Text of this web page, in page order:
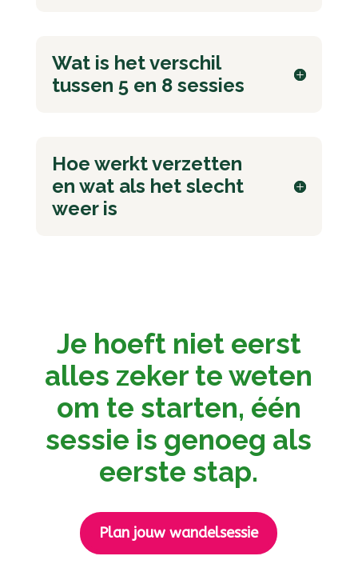
Wat is het verschil
tussen 5 en 8 sessies
Hoe werkt verzetten
en wat als het slecht
weer is
Je hoeft niet eerst
alles zeker te weten
om te starten, één
sessie is genoeg als
eerste stap.
Plan jouw wandelsessie